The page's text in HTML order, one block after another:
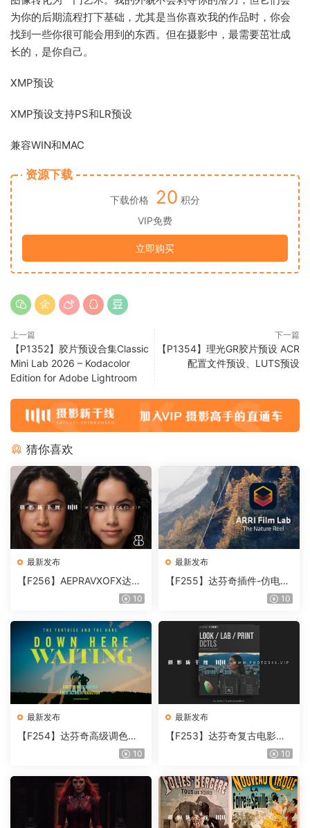
为你的后期流程打下基础，尤其是当你喜欢我的作品时，你会
找到一些你很可能会用到的东西。但在摄影中，最需要茁壮成
长的，是你自己。
XMP预设
XMP预设支持PS和LR预设
兼容WIN和MAC
资源下载
下载价格 20 积分
VIP免费
立即购买
上一篇
【P1352】胶片预设合集Classic
Mini Lab 2026 – Kodacolor
Edition for Adobe Lightroom
下一篇
【P1354】理光GR胶片预设 ACR
配置文件预设、LUTS预设
猜你喜欢
最新发布
【F256】AEPRAVXOFX达芬
奇视频人像磨皮润肤美颜插件
10
最新发布
【F255】达芬奇插件-仿电影
胶片视频调色插件 ARRI Film
10
最新发布
【F254】达芬奇高级调色插
件 Contour V2.2.2 WinMac10
最新发布
【F253】达芬奇复古电影胶
片质感DCTL节点调色预设 M
T V4.0
10